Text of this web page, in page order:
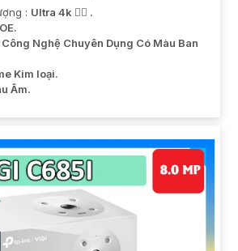
: Ultra 4k 👍🏾 .
Công Nghệ Chuyên Dụng Có Màu Ban
Kim loại.
Âm.